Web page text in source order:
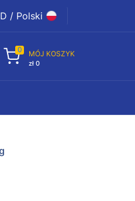
/ Polski
0 MÓJ KOSZYK
zł 0